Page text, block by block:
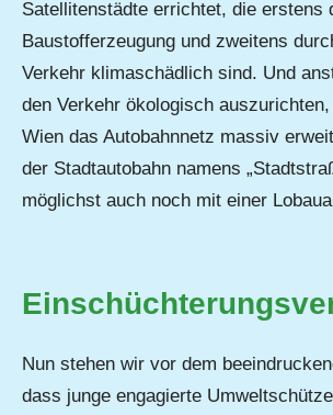
Satellitenstädte errichtet, die erstens
Baustofferzeugung und zweitens
Verkehr klimaschädlich sind. Und
den Verkehr ökologisch
Wien das Autobahnnetz massiv
der Stadtautobahn namens
möglichst auch noch mit einer
Nun stehen wir vor dem
dass junge engagierte